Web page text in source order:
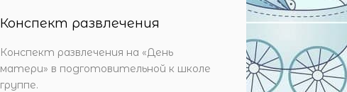
Конспект развлечения
Конспект развлечения на «День
матери» в подготовительной к школе
группе.